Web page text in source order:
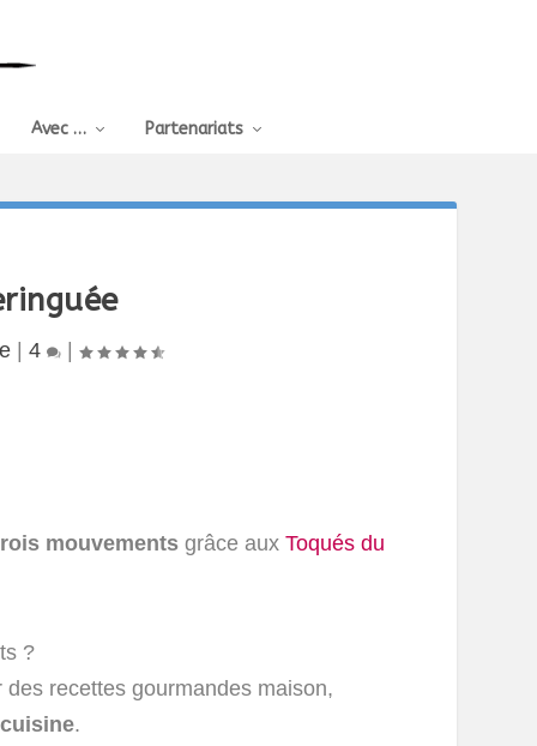
Avec … Partenariats
|4 |
mouvementsgrâce aux Toqués du
?
recettes gourmandes maison,
.